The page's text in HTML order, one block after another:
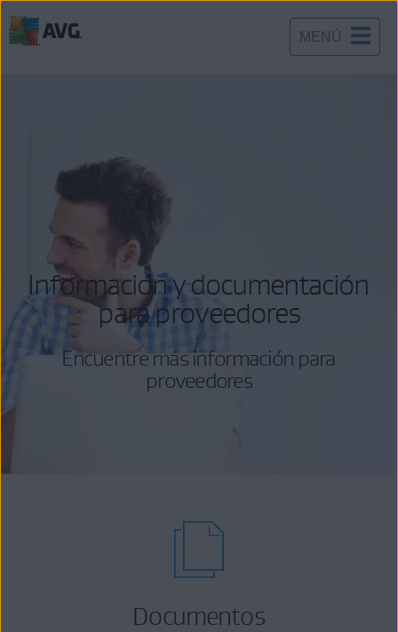
MENÚ
Información y documentación
para proveedores
Encuentre más información para
proveedores
Documentos